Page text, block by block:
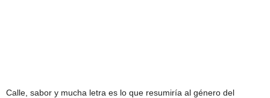
Calle, sabor y mucha letra es lo que resumiría al género del